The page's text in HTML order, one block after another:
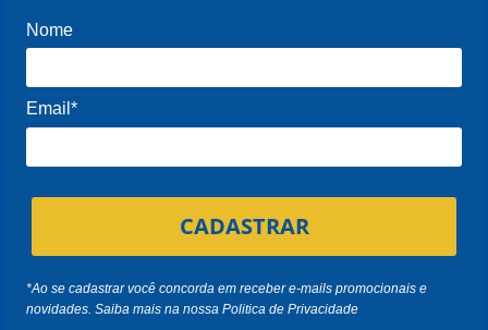
Nome
Email*
CADASTRAR
*Ao se cadastrar você concorda em receber e-mails promocionais e
novidades. Saiba mais na nossaPolitica de Privacidade